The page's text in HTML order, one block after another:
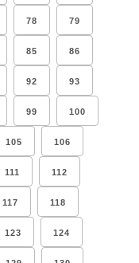
78 79
85 86
92 93
99 100
105 106
111 112
117 118
123 124